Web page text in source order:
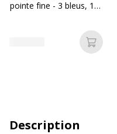
pointe fine - 3 bleus, 1
Description